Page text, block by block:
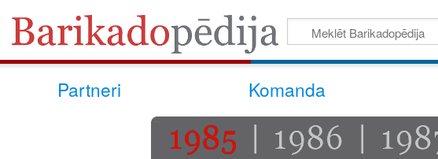
Partneri Komanda